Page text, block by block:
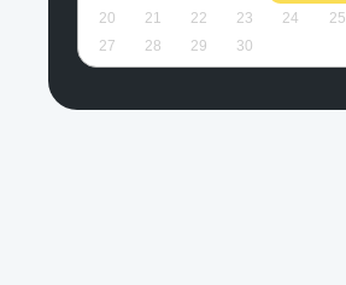
20
21 22 23 24 25
27
28 29 30